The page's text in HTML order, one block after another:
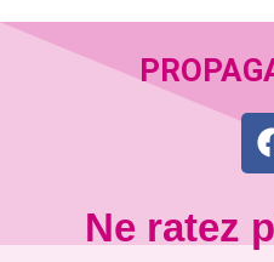
Ne ratez